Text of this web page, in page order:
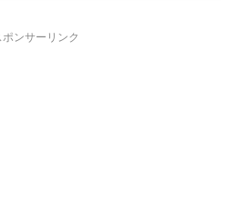
ポンサーリンク